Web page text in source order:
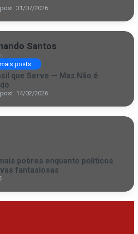
31/07/2026
Santos
posts...
que Serve — Mas Não é
14/02/2026
pobres enquanto políticos
fantasiosas